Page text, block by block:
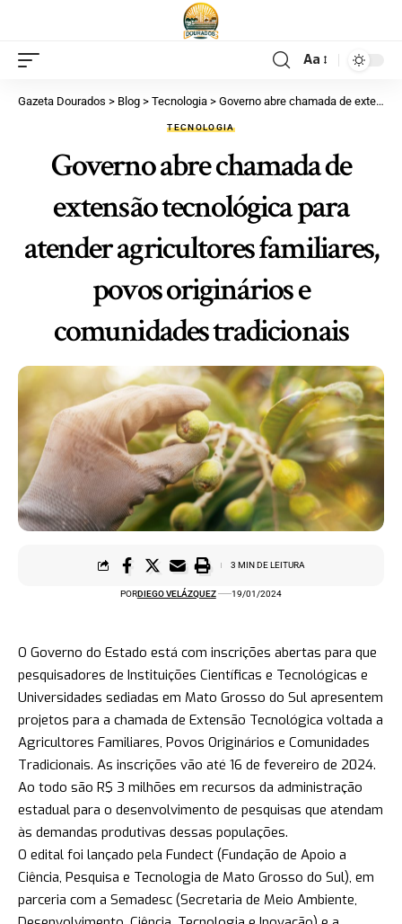
Aa
Gazeta Dourados > Blog > Tecnologia > Governo abre chamada de extensão tecnológica para atender agricultores familiares, povos originários e comunidades tradicionais
TECNOLOGIA
Governo abre chamada de
extensão tecnológica para
atender agricultores familiares,
povos originários e
comunidades tradicionais
PORDIEGO VELÁZQUEZ 19/01/2024
3 MIN DE LEITURA
O Governo do Estado está com inscrições abertas para que
pesquisadores de Instituições Científicas e Tecnológicas e
Universidades sediadas em Mato Grosso do Sul apresentem
projetos para a chamada de Extensão Tecnológica voltada a
Agricultores Familiares, Povos Originários e Comunidades
Tradicionais. As inscrições vão até 16 de fevereiro de 2024.
Ao todo são R$ 3 milhões em recursos da administração
estadual para o desenvolvimento de pesquisas que atendam
às demandas produtivas dessas populações.
O edital foi lançado pela Fundect (Fundação de Apoio a
Ciência, Pesquisa e Tecnologia de Mato Grosso do Sul), em
parceria com a Semadesc (Secretaria de Meio Ambiente,